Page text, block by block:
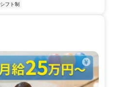
シフト制